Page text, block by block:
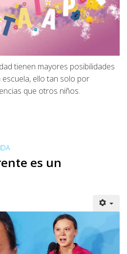
tienen mayores posibilidades
escuela, ello tan solo por
que otros niños.
es un